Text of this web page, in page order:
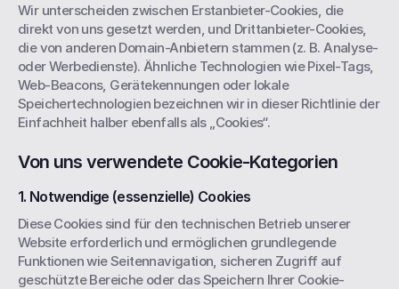
Wir unterscheiden zwischen Erstanbieter-Cookies, die
direkt von uns gesetzt werden, und Drittanbieter-Cookies,
die von anderen Domain-Anbietern stammen (z. B. Analyse-
oder Werbedienste). Ähnliche Technologien wie Pixel-Tags,
Web-Beacons, Gerätekennungen oder lokale
Speichertechnologien bezeichnen wir in dieser Richtlinie der
Einfachheit halber ebenfalls als „Cookies“.
Von uns verwendete Cookie-Kategorien
1. Notwendige (essenzielle) Cookies
Diese Cookies sind für den technischen Betrieb unserer
Website erforderlich und ermöglichen grundlegende
Funktionen wie Seitennavigation, sicheren Zugriff auf
geschützte Bereiche oder das Speichern Ihrer Cookie-